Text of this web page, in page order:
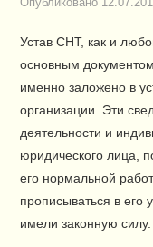
ЗАКОНОДАТЕЛЬСТВО
ВИДЕО
ПЛАН СНТ
КОНТАКТЫ
СЛУЖБЫ
Опубликовано
Устав СНТ, как и
основным
именно заложено в
организации. Эти
деятельности и
юридического лица,
его нормальной
прописываться в его
имели законную силу.